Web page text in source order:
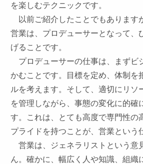
を楽しむテクニックです。
以前ご紹介したことでもあります
営業は、プロデューサーとなって、
げること です。
プロデューサーの仕事は、
まずビ
かむことです。目標を定め、体制を
ルを考えます。そして、適切にリソ
を管理しながら、事態の変化に的確
す。これは、
とても高度で専門性の
プライドを持つことが、営業という
営業は、
ジェネラリストという意
ん。確かに、幅広く人や知識、組織